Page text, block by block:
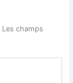
Les champs